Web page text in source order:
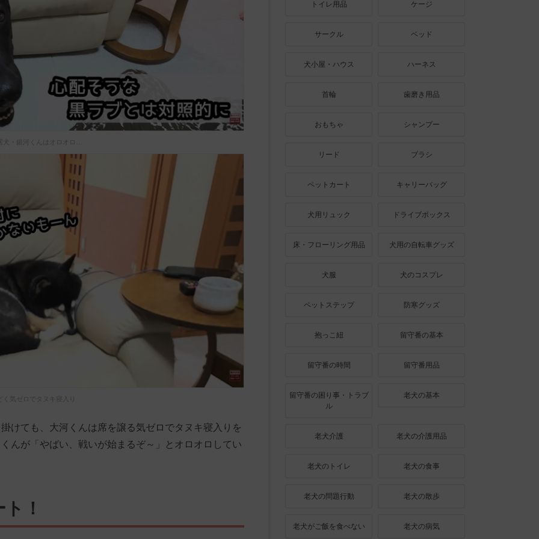
犬・銀河くんはオロオロ…
く気ゼロでタヌキ寝入り
けても、大河くんは席を譲る気ゼロでタヌキ寝入りを
んが「やばい、戦いが始まるぞ～」とオロオロしてい
！
トイレ用品 ケージ
サークル ベッド
犬小屋・ハウス ハーネス
首輪 歯磨き用品
おもちゃ シャンプー
リード ブラシ
ペットカート キャリーバッグ
犬用リュック ドライブボックス
床・フローリング用品 犬用の自転車グッズ
犬服 犬のコスプレ
ペットステップ 防寒グッズ
抱っこ紐 留守番の基本
留守番の時間 留守番用品
留守番の困り事・トラブ
ル
老犬の基本
老犬介護 老犬の介護用品
老犬のトイレ 老犬の食事
老犬の問題行動 老犬の散歩
老犬がご飯を食べない 老犬の病気